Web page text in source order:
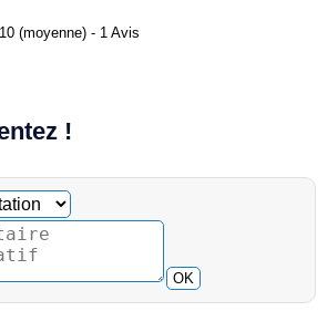
10 (moyenne) - 1 Avis
!
facultatif
OK